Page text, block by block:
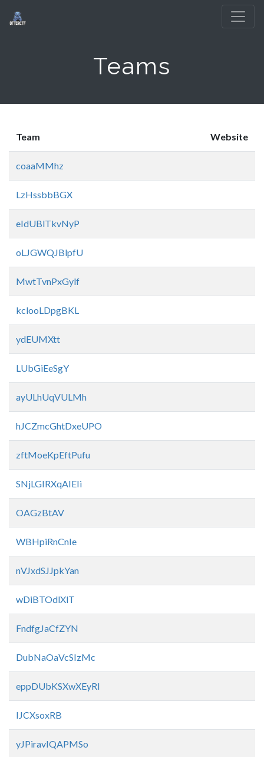
Teams
Team Website
coaaMMhz
LzHssbbBGX
eIdUBlTkvNyP
oLJGWQJBlpfU
MwtTvnPxGylf
kclooLDpgBKL
ydEUMXtt
LUbGiEeSgY
ayULhUqVULMh
hJCZmcGhtDxeUPO
zftMoeKpEftPufu
SNjLGIRXqAIEIi
OAGzBtAV
WBHpiRnCnIe
nVJxdSJJpkYan
wDiBTOdlXlT
FndfgJaCfZYN
DubNaOaVcSIzMc
eppDUbKSXwXEyRI
IJCXsoxRB
yJPiravIQAPMSo